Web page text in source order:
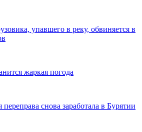
упавшего в реку, обвиняется в
жаркая погода
переправа снова заработала в Бурятии